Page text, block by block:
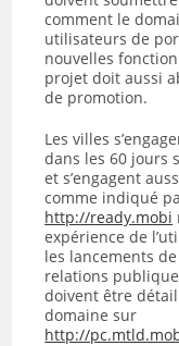
comment le
utilisateurs de
nouvelles
projet doit aussi
de promotion.
Les villes
dans les 60 jours
et s’engagent
comme indiqué
http://ready.mobi
expérience de
les lancements
relations
doivent être
domaine sur
http://